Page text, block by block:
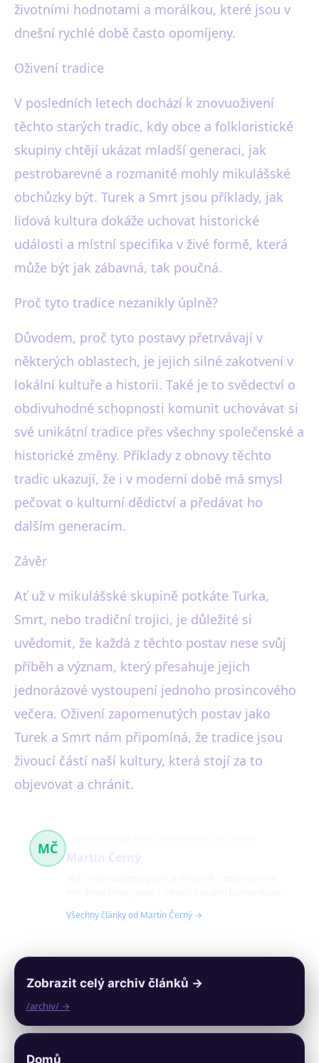
životními hodnotami a morálkou, které jsou v
dnešní rychlé době často opomíjeny.
Oživení tradice
V posledních letech dochází k znovuoživení
těchto starých tradic, kdy obce a folkloristické
skupiny chtějí ukázat mladší generaci, jak
pestrobarevné a rozmanité mohly mikulášské
obchůzky být. Turek a Smrt jsou příklady, jak
lidová kultura dokáže uchovat historické
události a místní specifika v živé formě, která
může být jak zábavná, tak poučná.
Proč tyto tradice nezanikly úplně?
Důvodem, proč tyto postavy přetrvávají v
některých oblastech, je jejich silné zakotvení v
lokální kultuře a historii. Také je to svědectví o
obdivuhodné schopnosti komunit uchovávat si
své unikátní tradice přes všechny společenské a
historické změny. Příklady z obnovy těchto
tradic ukazují, že i v moderní době má smysl
pečovat o kulturní dědictví a předávat ho
dalším generacím.
Závěr
Ať už v mikulášské skupině potkáte Turka,
Smrt, nebo tradiční trojici, je důležité si
uvědomit, že každá z těchto postav nese svůj
příběh a význam, který přesahuje jejich
jednorázové vystoupení jednoho prosincového
večera. Oživení zapomenutých postav jako
Turek a Smrt nám připomíná, že tradice jsou
živoucí částí naší kultury, která stojí za to
objevovat a chránit.
MČ
Všechny články od Martin Černý →
Zobrazit celý archiv článků →
/archiv/ →
Domů